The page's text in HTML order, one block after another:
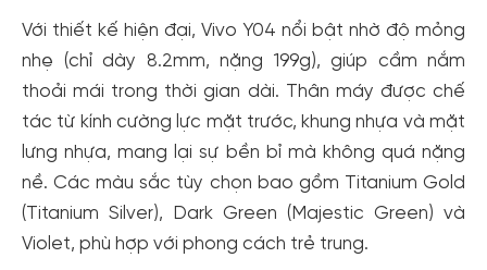
Với thiết kế hiện đại, Vivo Y04 nổi bật nhờ độ mỏng
nhẹ (chỉ dày 8.2mm, nặng 199g), giúp cầm nắm
thoải mái trong thời gian dài. Thân máy được chế
tác từ kính cường lực mặt trước, khung nhựa và mặt
lưng nhựa, mang lại sự bền bỉ mà không quá nặng
nề. Các màu sắc tùy chọn bao gồm Titanium Gold
(Titanium Silver), Dark Green (Majestic Green) và
Violet, phù hợp với phong cách trẻ trung.